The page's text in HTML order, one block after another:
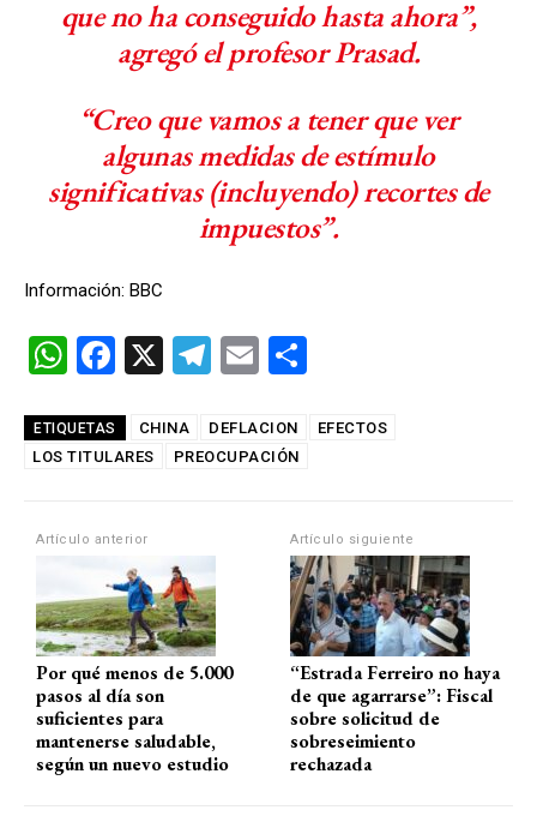
que no ha conseguido hasta ahora”,
agregó el profesor Prasad.
“Creo que vamos a tener que ver
algunas medidas de estímulo
significativas (incluyendo) recortes de
impuestos”.
Información: BBC
W
at
s
p
F
ce
b
o
k
X
T
e
gr
m
E
ail m
tir
ETIQUETAS CHINA DEFLACION
EFECTOS
LOS TITULARES
PREOCUPACIÓN
Artículo anterior
Por qué menos de 5.000
pasos al día son
suficientes para
mantenerse saludable,
según un nuevo estudio
Artículo siguiente
“Estrada Ferreiro no haya
de que agarrarse”: Fiscal
sobre solicitud de
sobreseimiento
rechazada